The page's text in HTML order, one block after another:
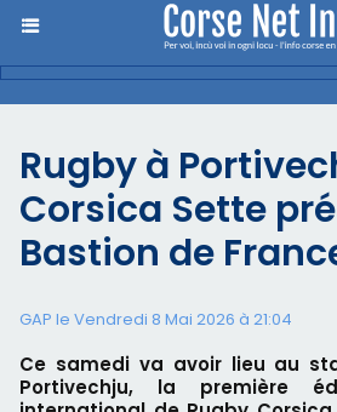
Rugby à
Corsica Sette
Bastion de
GAP le Vendredi 8 Mai 2026 à 21:04
Ce samedi va avoir lieu au
Portivechju, la première